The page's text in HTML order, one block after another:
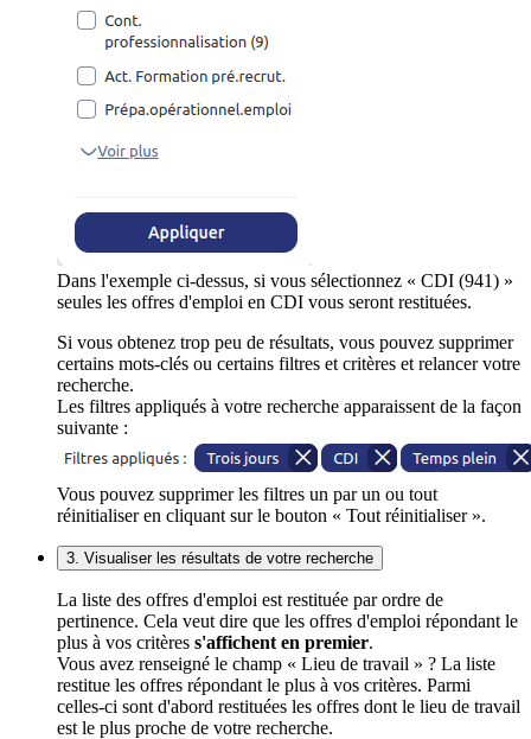
Dans l'exemple ci-dessus, si vous sélectionnez « CDI (941) »
seules les offres d'emploi en CDI vous seront restituées.
Si vous obtenez trop peu de résultats, vous pouvez supprimer
certains mots-clés ou certains filtres et critères et relancer votre
recherche.
Les filtres appliqués à votre recherche apparaissent de la façon
suivante :
Vous pouvez supprimer les filtres un par un ou tout
réinitialiser en cliquant sur le bouton « Tout réinitialiser ».
3. Visualiser les résultats de votre recherche
La liste des offres d'emploi est restituée par ordre de
pertinence. Cela veut dire que les offres d'emploi répondant le
plus à vos critères s'affichent en premier.
Vous avez renseigné le champ « Lieu de travail » ? La liste
restitue les offres répondant le plus à vos critères. Parmi
celles-ci sont d'abord restituées les offres dont le lieu de travail
est le plus proche de votre recherche.